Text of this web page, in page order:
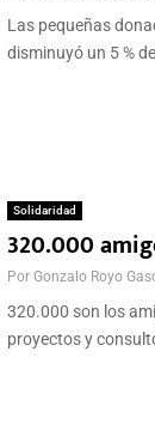
Las pequeñas
disminuyó un 5 %
Solidaridad
320.000
Por Gonzalo Royo
320.000 son los
proyectos y